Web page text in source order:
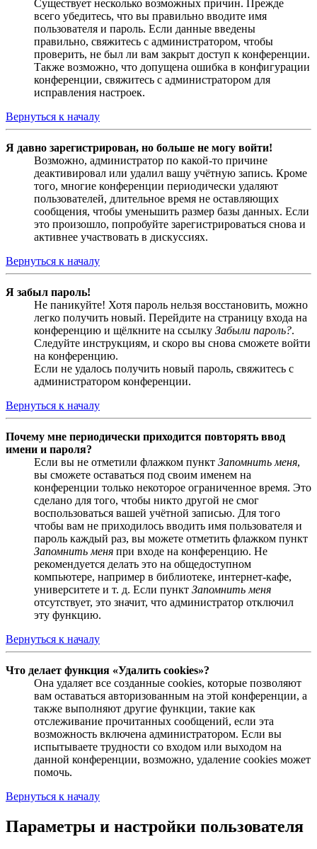
Существует несколько возможных причин. Прежде
всего убедитесь, что вы правильно вводите имя
пользователя и пароль. Если данные введены
правильно, свяжитесь с администратором, чтобы
проверить, не был ли вам закрыт доступ к конференции.
Также возможно, что допущена ошибка в конфигурации
конференции, свяжитесь с администратором для
исправления настроек.
Вернуться к началу
Я давно зарегистрирован, но больше не могу войти!
Возможно, администратор по какой-то причине
деактивировал или удалил вашу учётную запись. Кроме
того, многие конференции периодически удаляют
пользователей, длительное время не оставляющих
сообщения, чтобы уменьшить размер базы данных. Если
это произошло, попробуйте зарегистрироваться снова и
активнее участвовать в дискуссиях.
Вернуться к началу
Я забыл пароль!
Не паникуйте! Хотя пароль нельзя восстановить, можно
легко получить новый. Перейдите на страницу входа на
конференцию и щёлкните на ссылку Забыли пароль?.
Следуйте инструкциям, и скоро вы снова сможете войти
на конференцию.
Если не удалось получить новый пароль, свяжитесь с
администратором конференции.
Вернуться к началу
Почему мне периодически приходится повторять ввод
имени и пароля?
Если вы не отметили флажком пункт Запомнить меня,
вы сможете оставаться под своим именем на
конференции только некоторое ограниченное время. Это
сделано для того, чтобы никто другой не смог
воспользоваться вашей учётной записью. Для того
чтобы вам не приходилось вводить имя пользователя и
пароль каждый раз, вы можете отметить флажком пункт
Запомнить меня при входе на конференцию. Не
рекомендуется делать это на общедоступном
компьютере, например в библиотеке, интернет-кафе,
университете и т. д. Если пункт Запомнить меня
отсутствует, это значит, что администратор отключил
эту функцию.
Вернуться к началу
Что делает функция «Удалить cookies»?
Она удаляет все созданные cookies, которые позволяют
вам оставаться авторизованным на этой конференции, а
также выполняют другие функции, такие как
отслеживание прочитанных сообщений, если эта
возможность включена администратором. Если вы
испытываете трудности со входом или выходом на
данной конференции, возможно, удаление cookies может
помочь.
Вернуться к началу
Параметры и настройки пользователя